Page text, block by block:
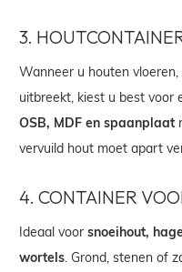
3.
Wanneer u houten
uitbreekt, kiest u best voor
OSB, MDF en spaanplaat
vervuild hout moet apart
4. CONTAINER
Ideaal voor snoeihout,
wortels . Grond, stenen of